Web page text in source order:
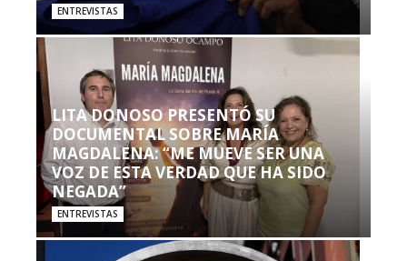
ENTREVISTAS
LITA DONOSO PRESENTÓ SU
DOCUMENTAL SOBRE MARÍA
MAGDALENA: “ME MUEVE SER UNA
VOZ DE ESTA VERDAD QUE HA SIDO
NEGADA”
ENTREVISTAS